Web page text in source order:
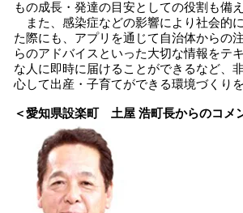
もの成長・発達の目安としての役割も備
また、感染症などの影響により社会的
た際にも、アプリを通じて自治体からの
らのアドバイスといった大切な情報をテ
な人に即時に届けることができるなど、
心して出産・子育てができる環境づくり
＜愛知県設楽町 土屋 浩町長からのコメ